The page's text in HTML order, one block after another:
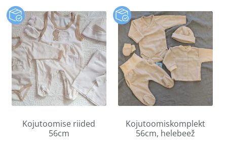
Kojutoomise riided
56cm
Kojutoomiskomplekt
56cm, helebeež